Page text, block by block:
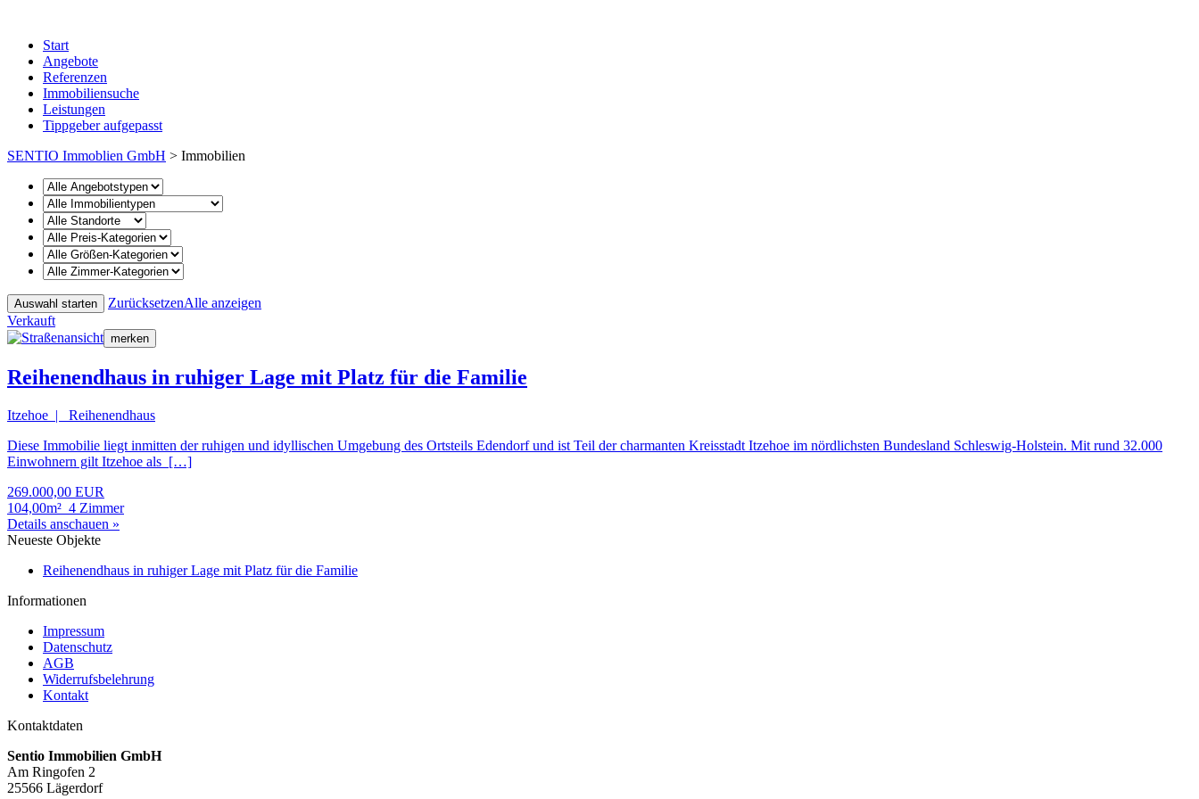
Start
Angebote
Referenzen
Immobiliensuche
Leistungen
Tippgeber aufgepasst
SENTIO Immoblien GmbH > Immobilien
ZurücksetzenAlle anzeigen
Verkauft
merken
Reihenendhaus in ruhiger Lage mit Platz für die Familie
Itzehoe | Reihenendhaus
Diese Immobilie liegt inmitten der ruhigen und idyllischen Umgebung des Ortsteils Edendorf und ist Teil der charmanten Kreisstadt Itzehoe im nördlichsten Bundesland Schleswig-Holstein. Mit rund 32.000
Einwohnern gilt Itzehoe als […]
269.000,00 EUR
104,00m² 4 Zimmer
Details anschauen »
Neueste Objekte
Reihenendhaus in ruhiger Lage mit Platz für die Familie
Informationen
Impressum
Datenschutz
AGB
Widerrufsbelehrung
Kontakt
Kontaktdaten
Sentio Immobilien GmbH
Am Ringofen 2
25566 Lägerdorf